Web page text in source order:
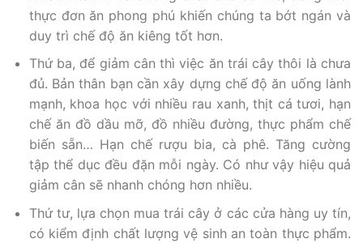
thực đơn ăn phong phú khiến chúng ta bớt ngán và
duy trì chế độ ăn kiêng tốt hơn.
Thứ ba, để giảm cân thì việc ăn trái cây thôi là chưa
đủ. Bản thân bạn cần xây dựng chế độ ăn uống lành
mạnh, khoa học với nhiều rau xanh, thịt cá tươi, hạn
chế ăn đồ dầu mỡ, đồ nhiều đường, thực phẩm chế
biến sẵn… Hạn chế rượu bia, cà phê. Tăng cường
tập thể dục đều đặn mỗi ngày. Có như vậy hiệu quả
giảm cân sẽ nhanh chóng hơn nhiều.
Thứ tư, lựa chọn mua trái cây ở các cửa hàng uy tín,
có kiểm định chất lượng vệ sinh an toàn thực phẩm.